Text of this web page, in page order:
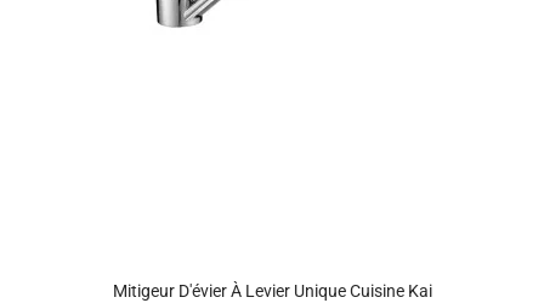
Mitigeur D'évier À Levier Unique Cuisine Kai